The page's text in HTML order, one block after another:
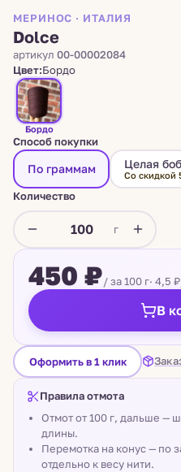
МЕРИНОС · ИТАЛИЯ
Dolce
артикул 00-00002084
Цвет:Бордо
Бордо
Способ покупки
По граммам Целая
Со скидкой
Количество
г
450 ₽/ за 100 г· 4,5
В
Оформить в 1 клик
Правила отмота
Отмот от 100 г, дальше —
длины.
Перемотка на конус — по
отдельно к весу нити.